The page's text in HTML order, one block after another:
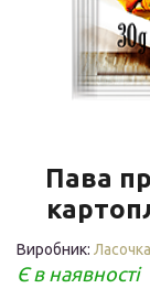
Пава
Виробник: Ласочка
Є в наявності